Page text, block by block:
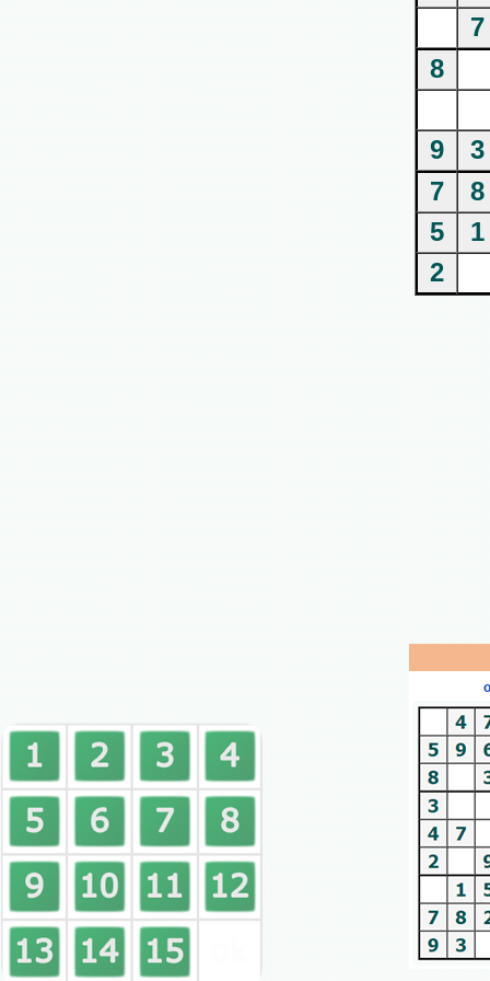
7
8
9
3
7
8
5
1
2